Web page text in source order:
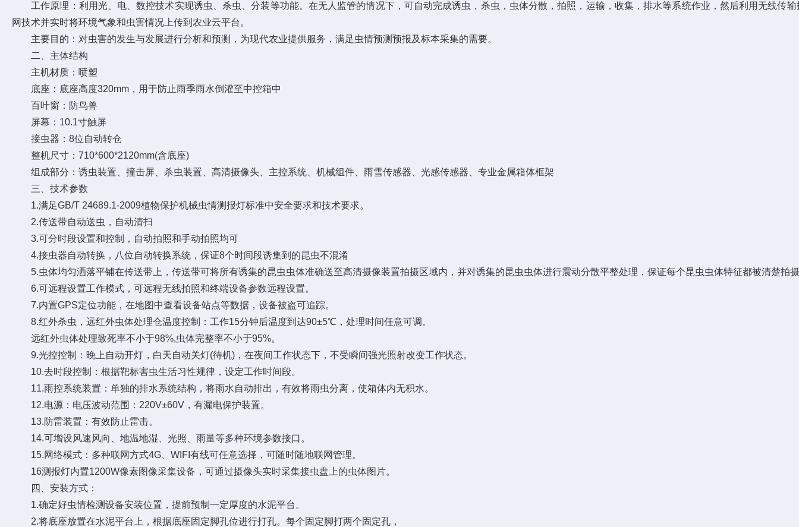
工作原理：利用光、电、数控技术实现诱虫、杀虫、分装等功能。在无人监管的情况下，可自动完成诱虫，杀虫，虫体分散，拍照，运输，收集，排水等系统作业，然后利用无线传输
网技术并实时将环境气象和虫害情况上传到农业云平台。
主要目的：对虫害的发生与发展进行分析和预测，为现代农业提供服务，满足虫情预测预报及标本采集的需要。
二、主体结构
主机材质：喷塑
底座：底座高度320mm，用于防止雨季雨水倒灌至中控箱中
百叶窗：防鸟兽
屏幕：10.1寸触屏
接虫器：8位自动转仓
整机尺寸：710*600*2120mm(含底座)
组成部分：诱虫装置、撞击屏、杀虫装置、高清摄像头、主控系统、机械组件、雨雪传感器、光感传感器、专业金属箱体框架
三、技术参数
1.满足GB/T 24689.1-2009植物保护机械虫情测报灯标准中安全要求和技术要求。
2.传送带自动送虫，自动清扫
3.可分时段设置和控制，自动拍照和手动拍照均可
4.接虫器自动转换，八位自动转换系统，保证8个时间段诱集到的昆虫不混淆
5.虫体均匀洒落平铺在传送带上，传送带可将所有诱集的昆虫虫体准确送至高清摄像装置拍摄区域内，并对诱集的昆虫虫体进行震动分散平整处理，保证每个昆虫虫体特征都被清楚拍
6.可远程设置工作模式，可远程无线拍照和终端设备参数远程设置。
7.内置GPS定位功能，在地图中查看设备站点等数据，设备被盗可追踪。
8.红外杀虫，远红外虫体处理仓温度控制：工作15分钟后温度到达90±5℃，处理时间任意可调。
远红外虫体处理致死率不小于98%,虫体完整率不小于95%。
9.光控控制：晚上自动开灯，白天自动关灯(待机)，在夜间工作状态下，不受瞬间强光照射改变工作状态。
10.去时段控制：根据靶标害虫生活习性规律，设定工作时间段。
11.雨控系统装置：单独的排水系统结构，将雨水自动排出，有效将雨虫分离，使箱体内无积水。
12.电源：电压波动范围：220V±60V，有漏电保护装置。
13.防雷装置：有效防止雷击。
14.可增设风速风向、地温地湿、光照、雨量等多种环境参数接口。
15.网络模式：多种联网方式4G、WIFI有线可任意选择，可随时随地联网管理。
16测报灯内置1200W像素图像采集设备，可通过摄像头实时采集接虫盘上的虫体图片。
四、安装方式：
1.确定好虫情检测设备安装位置，提前预制一定厚度的水泥平台。
2.将底座放置在水泥平台上，根据底座固定脚孔位进行打孔。每个固定脚打两个固定孔，